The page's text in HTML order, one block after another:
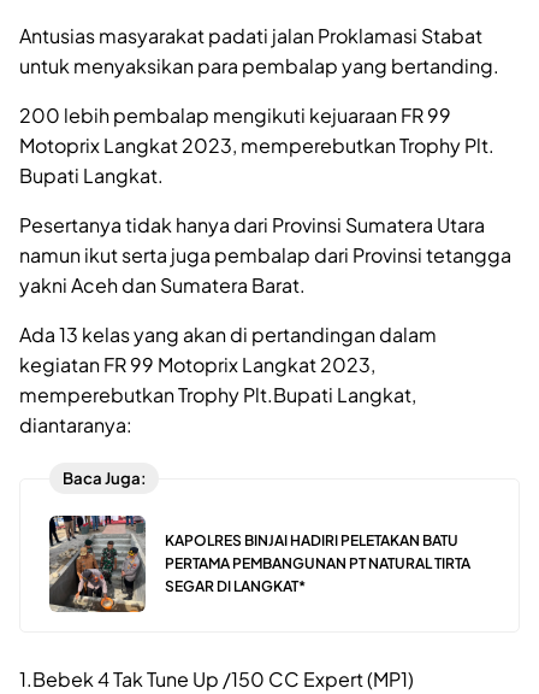
Antusias masyarakat padati jalan Proklamasi Stabat
untuk menyaksikan para pembalap yang bertanding.
200 lebih pembalap mengikuti kejuaraan FR 99
Motoprix Langkat 2023, memperebutkan Trophy Plt.
Bupati Langkat.
Pesertanya tidak hanya dari Provinsi Sumatera Utara
namun ikut serta juga pembalap dari Provinsi tetangga
yakni Aceh dan Sumatera Barat.
Ada 13 kelas yang akan di pertandingan dalam
kegiatan FR 99 Motoprix Langkat 2023,
memperebutkan Trophy Plt.Bupati Langkat,
diantaranya:
Baca Juga:
KAPOLRES BINJAI HADIRI PELETAKAN BATU
PERTAMA PEMBANGUNAN PT NATURAL TIRTA
SEGAR DI LANGKAT*
1.Bebek 4 Tak Tune Up /150 CC Expert (MP1)